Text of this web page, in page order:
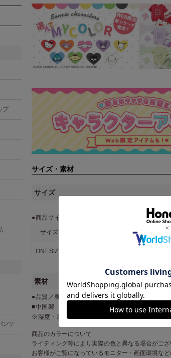
サイズ・素材
サイズ
●商品サイズ（cm）
サイズ まち幅
ONESIZE
素材
●品質／表地 綿 １００％・別布 合成皮革
■中国製
※湿度・摩擦により多少色落ちする可能性があり
商品のカラーについて
ライティング等により実際の色と異なる場合がご
お客様がご覧になっているモニター・画面環境な
プ
ンツ